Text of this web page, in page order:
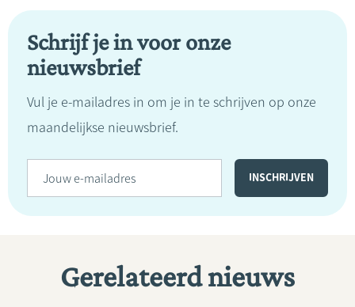
Schrijf je in voor onze
nieuwsbrief
Vul je e-mailadres in om je in te schrijven op onze
maandelijkse nieuwsbrief.
Gerelateerd nieuws